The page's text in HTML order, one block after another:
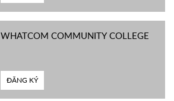
WHATCOM COMMUNITY COLLEGE
ĐĂNG KÝ